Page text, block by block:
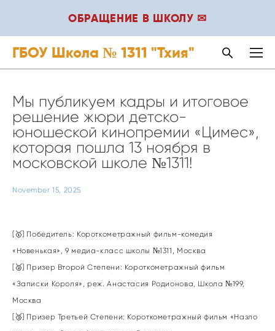
ОБРАЩЕНИЕ В ШКОЛУ ✉
ГБОУ Школа № 1311 "Тхия"
November 15, 2025
Мы публикуем кадры и итоговое
решение жюри детско-
юношеской кинопремии «Цимес»,
которая пошла 13 ноября в
московской школе №1311!
[🥇] Победитель: Короткометражный фильм-комедия
«Новенькая», 9 медиа-класс школы №1311, Москва
[🥈] Призер Второй Степени: Короткометражный фильм
«Записки Короля», реж. Анастасия Родионова, Школа №199,
Москва
[🥉] Призер Третьей Степени: Короткометражный фильм «Назло